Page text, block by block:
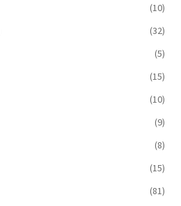
(10)
(32)
(5)
(15)
(10)
(9)
(8)
(15)
(81)